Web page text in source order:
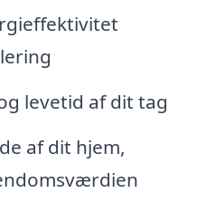
levetid af dit tag
af dit hjem,